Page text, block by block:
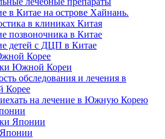
в Китае на острове Хайнань.
в клиниках Китая
позвоночника в Китае
детей с ДЦП в Китае
Корее
Южной Кореи
обследования и лечения в
Корее
на лечение в Южную Корею
Японии